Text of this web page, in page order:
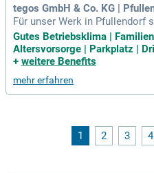
tegos GmbH & Co. KG |
Für unser Werk in Pfullendorf
ollegin/en als:
(m/w/d): Ihre spannende
änen und QM-
Gutes Betriebsklima |
Altersvorsorge | Parkplatz |
+ weitere Benefits
mehr erfahren
1 2 3 4